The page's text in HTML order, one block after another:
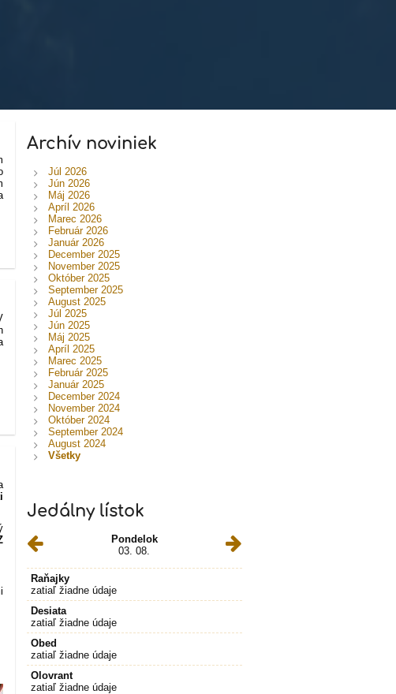
Archív noviniek
Júl 2026
Jún 2026
Máj 2026
Apríl 2026
Marec 2026
Február 2026
Január 2026
December 2025
November 2025
Október 2025
September 2025
August 2025
Júl 2025
Jún 2025
Máj 2025
Apríl 2025
Marec 2025
Február 2025
Január 2025
December 2024
November 2024
Október 2024
September 2024
August 2024
Všetky
Jedálny lístok
Pondelok
03. 08.
Raňajky
zatiaľ žiadne údaje
Desiata
zatiaľ žiadne údaje
Obed
zatiaľ žiadne údaje
Olovrant
zatiaľ žiadne údaje